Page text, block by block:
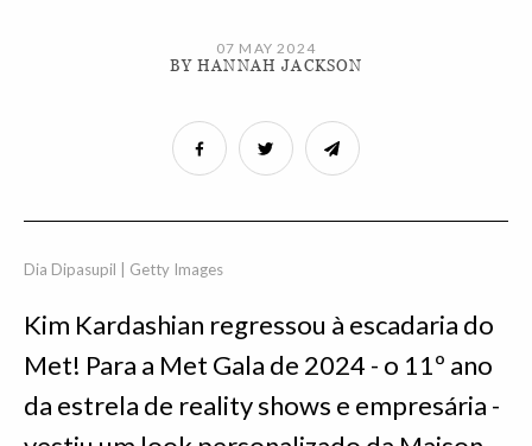
07 MAY 2024
BY HANNAH JACKSON
Dia Dipasupil | Getty Images
Kim Kardashian regressou à escadaria do
Met! Para a Met Gala de 2024 - o 11º ano
da estrela de reality shows e empresária -